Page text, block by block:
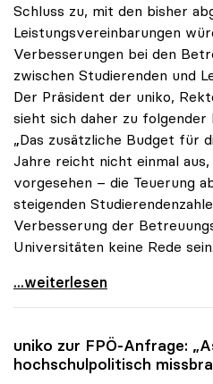
Schluss zu, mit den bisher
Leistungsvereinbarungen
Verbesserungen bei den
zwischen Studierenden und
Der Präsident der uniko,
sieht sich daher zu
„Das zusätzliche Budget für
Jahre reicht nicht einmal
vorgesehen – die Teuerung
steigenden
Verbesserung der
Universitäten keine Rede
Schmidinger: „Von
...weiterlesen
uniko zur FPÖ-Anfrage:
hochschulpolitisch